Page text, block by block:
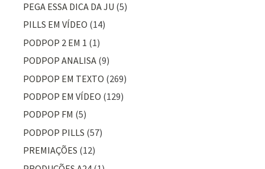
PEGA ESSA DICA DA JU (5)
PILLS EM VÍDEO (14)
PODPOP 2 EM 1 (1)
PODPOP ANALISA (9)
PODPOP EM TEXTO (269)
PODPOP EM VÍDEO (129)
PODPOP FM (5)
PODPOP PILLS (57)
PREMIAÇÕES (12)